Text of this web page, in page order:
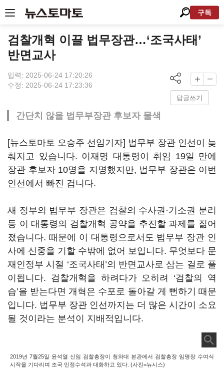
구독
검찰개혁 이끌 법무장관…‘조국사태’
반면교사
입력: 2025-06-24 17:20:26
수정: 2025-06-24 17:23:36
답글쓰기
간단치 않을 법무부장관 후보자 물색
[뉴스토마토 오승주 선임기자] 법무부 장관 인선이
늦
춰지고 있습니다. 이재명 대통령이 취임 19일 만에
장관 후보자 10명을 지명했지만, 법무부 장관은 이번
인선에서 빠진 겁니다.
새 정부의 법무부 장관은 검찰의 수사권·기소권 분리
등 이 대통령의 검찰개혁 공약을 추진할 과제를 짊어
졌습니다. 때문에 이 대통령으로서도 법무부 장관 인
사에 신중을 기할 수밖에 없어 보입니다. 무엇보다 문
재인정부 시절 ‘조국사태’의 반면교사로 삼는 걸로 풀
이됩니다. 검찰개혁을 하려다가 오히려 ‘검찰의 역
습’을 받는다면 개혁은 수포로 돌아갈 게 뻔하기 때문
입니다. 법무부 장관 인선까지는 더 많은 시간이 소요
될 것이라는 분석이 지배적입니다.
2019년 7월25일 윤석열 신임 검찰총장이 청와대 본관에서 검찰총장 임명장 수여식
시작을 기다리며 조국 민정수석과 대화하고 있다. (사진=뉴시스)